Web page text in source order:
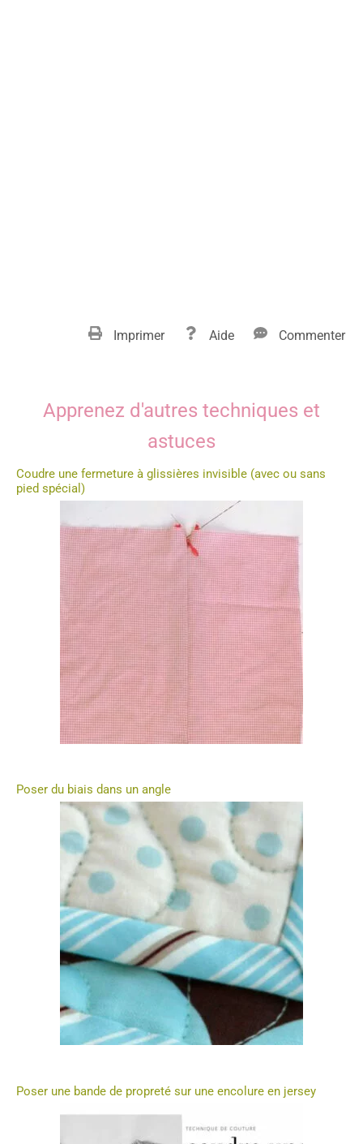
Imprimer Aide Commenter
Apprenez d'autres techniques et
astuces
Coudre une fermeture à glissières invisible (avec ou sans
pied spécial)
Poser du biais dans un angle
Poser une bande de propreté sur une encolure en jersey